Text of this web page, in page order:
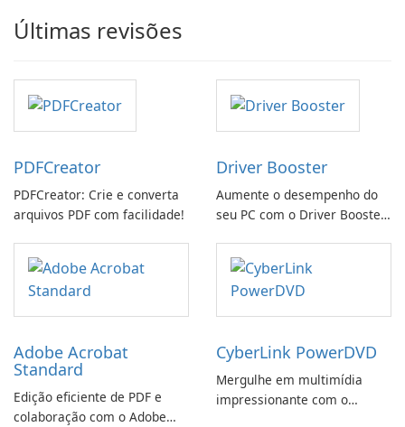
Últimas revisões
PDFCreator
PDFCreator: Crie e converta
arquivos PDF com facilidade!
Driver Booster
Aumente o desempenho do
seu PC com o Driver Booster
Adobe Acrobat
Standard
Edição eficiente de PDF e
colaboração com o Adobe
CyberLink PowerDVD
Mergulhe em multimídia
impressionante com o